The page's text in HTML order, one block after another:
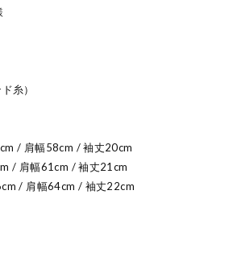
糸）
/ 肩幅58cm / 袖丈20cm
/ 肩幅61cm / 袖丈21cm
/ 肩幅64cm / 袖丈22cm